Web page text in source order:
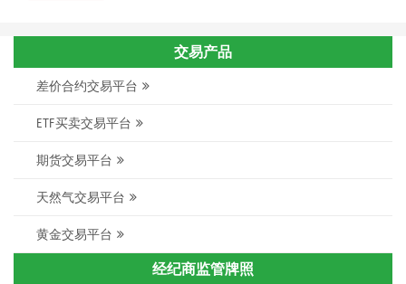
交易产品
差价合约交易平台
ETF买卖交易平台
期货交易平台
天然气交易平台
黄金交易平台
经纪商监管牌照